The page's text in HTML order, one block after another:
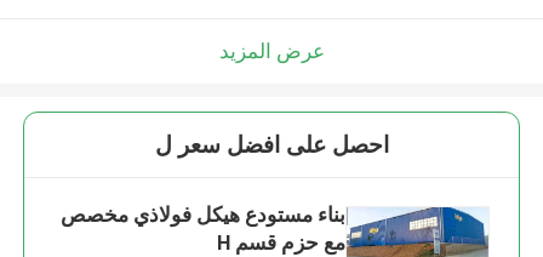
عرض المزيد
احصل على افضل سعر ل
بناء مستودع هيكل فولاذي مخصص
مع حزم قسم H